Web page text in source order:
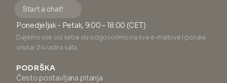
Start a chat!
Ponedjeljak - Petak, 9:00 – 18:00 (CET)
Dajemo sve od sebe da odgovorimo na sve e-mailove i poruke
unutar 24 radna sata.
PODRŠKA
Često postavljana pitanja